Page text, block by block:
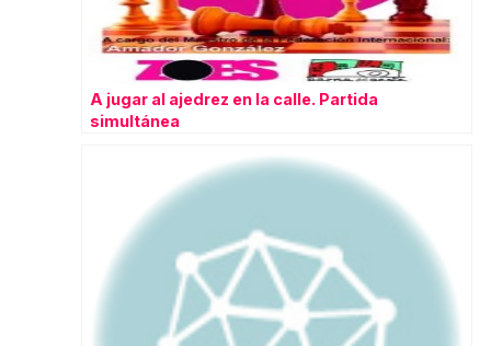
A jugar al ajedrez en la calle. Partida
simultánea